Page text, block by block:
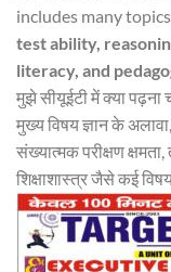
includes many
test ability,
literacy, and
मुझे सीयूईटी में क्या पढ़ना
मुख्य विषय ज्ञान के
संख्यात्मक परीक्षण क्षमता,
शिक्षाशास्त्र जैसे कई